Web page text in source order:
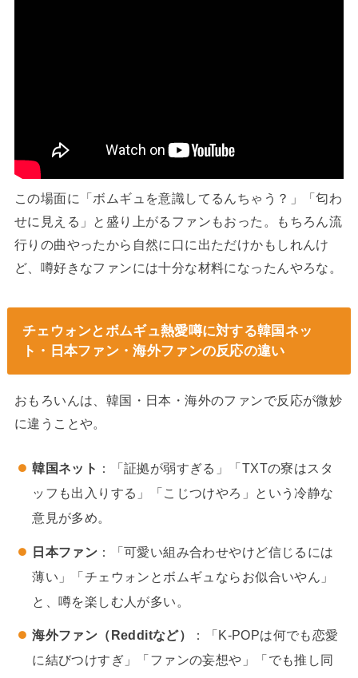
この場面に「ボムギュを意識してるんちゃう？」「匂わ
せに見える」と盛り上がるファンもおった。もちろん流
行りの曲やったから自然に口に出ただけかもしれんけ
ど、噂好きなファンには十分な材料になったんやろな。
チェウォンとボムギュ熱愛噂に対する韓国ネッ
ト・日本ファン・海外ファンの反応の違い
おもろいんは、韓国・日本・海外のファンで反応が微妙
に違うことや。
韓国ネット ：「証拠が弱すぎる」「TXTの寮はスタ
ッフも出入りする」「こじつけやろ」という冷静な
意見が多め。
日本ファン ：「可愛い組み合わせやけど信じるには
薄い」「チェウォンとボムギュならお似合いやん」
と、噂を楽しむ人が多い。
海外ファン（Redditなど）
：「K-POPは何でも恋愛
に結びつけすぎ」「ファンの妄想や」「でも推し同